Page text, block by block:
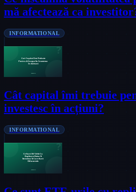
mă afectează ca
INFORMATIONAL
Cât capital îmi trebuie
investesc în acțiuni?
INFORMATIONAL